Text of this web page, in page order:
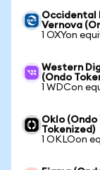
Occidental
Vernova
1 OXYon
Western
(Ondo
1 WDCon
Oklo (Ondo
Tokenized)
1 OKLOon